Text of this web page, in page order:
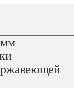
мм